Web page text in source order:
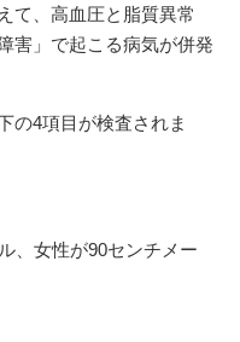
て、高血圧と脂質異常
害」で起こる病気が併発
の4項目が検査されま
、女性が90センチメー